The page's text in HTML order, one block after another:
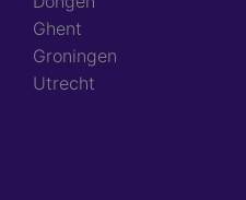
Ghent
Groningen
Utrecht